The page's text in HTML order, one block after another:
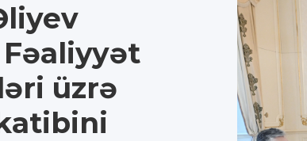
Fəaliyyət
üzrə